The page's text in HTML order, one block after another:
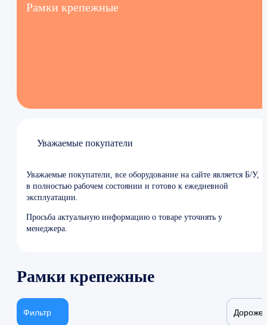
Рамки крепежные
Уважаемые покупатели
Уважаемые покупатели, все оборудование на сайте является Б/У,
в полностью рабочем состоянии и готово к ежедневной
эксплуатации.
Просьба актуальную информацию о товаре уточнять у
менеджера.
Рамки крепежные
Фильтр Дороже